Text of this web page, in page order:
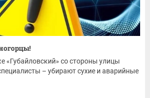
«Губайловский» со стороны улицы
– убирают сухие и аварийные